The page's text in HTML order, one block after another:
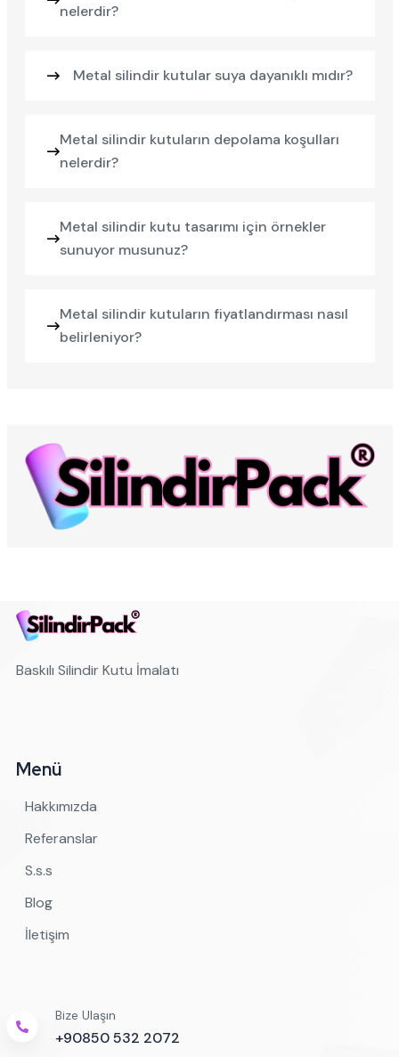
nelerdir?
Metal silindir kutular suya dayanıklı mıdır?
Metal silindir kutuların depolama koşulları
nelerdir?
Metal silindir kutu tasarımı için örnekler
sunuyor musunuz?
Metal silindir kutuların fiyatlandırması nasıl
belirleniyor?
Baskılı Silindir Kutu İmalatı
Menü
Hakkımızda
Referanslar
S.s.s
Blog
İletişim
Bize Ulaşın
+90850 532 2072